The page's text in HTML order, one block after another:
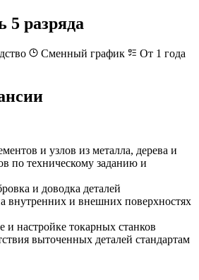
5 разряда
Сменный график
От 1 года
и узлов из металла, дерева и
по техническому заданию и
и доводка деталей
внутренних и внешних поверхностях
и настройке токарных станков
выточенных деталей стандартам